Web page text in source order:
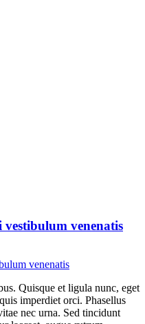
vestibulum venenatis
Quisque et ligula nunc, eget
imperdiet orci. Phasellus
nec urna. Sed tincidunt